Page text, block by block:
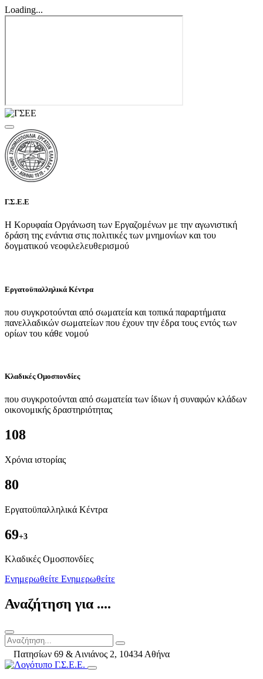
Loading...
Γ.Σ.Ε.Ε
Η Κορυφαία Οργάνωση των Εργαζομένων με την αγωνιστική
δράση της ενάντια στις πολιτικές των μνημονίων και του
δογματικού νεοφιλελευθερισμού
Εργατοϋπαλληλικά Κέντρα
που συγκροτούνται από σωματεία και τοπικά παραρτήματα
πανελλαδικών σωματείων που έχουν την έδρα τους εντός των
ορίων του κάθε νομού
Κλαδικές Ομοσπονδίες
που συγκροτούνται από σωματεία των ίδιων ή συναφών κλάδων
οικονομικής δραστηριότητας
108
Χρόνια ιστορίας
80
Εργατοϋπαλληλικά Κέντρα
69+3
Kλαδικές Ομοσπονδίες
Ενημερωθείτε Ενημερωθείτε
Αναζήτηση για ....
Πατησίων 69 & Αινιάνος 2, 10434 Αθήνα